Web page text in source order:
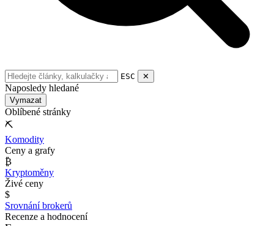
ESC ✕
Naposledy hledané
Vymazat
Oblíbené stránky
⛏
Komodity
Ceny a grafy
₿
Kryptoměny
Živé ceny
$
Srovnání brokerů
Recenze a hodnocení